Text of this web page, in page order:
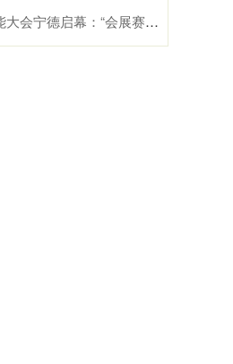
动破局产业痛点，9项重磅成果勾勒零碳路线图